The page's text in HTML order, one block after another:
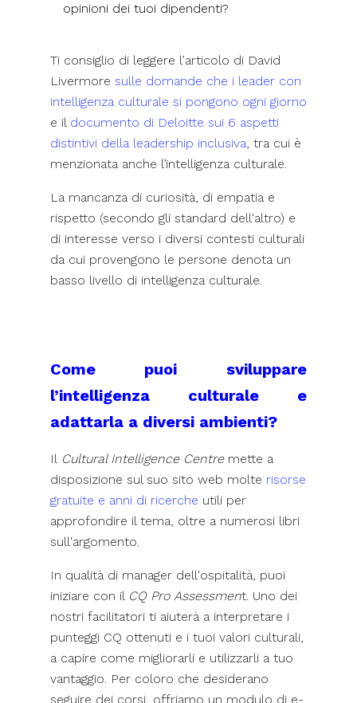
opinioni dei tuoi dipendenti?
Ti consiglio di leggere l'articolo di David
Livermore sulle domande che i leader con
intelligenza culturale si pongono ogni giorno
e il documento di Deloitte sui 6 aspetti
distintivi della leadership inclusiva, tra cui è
menzionata anche l’intelligenza culturale.
La mancanza di curiosità, di empatia e
rispetto (secondo gli standard dell'altro) e
di interesse verso i diversi contesti culturali
da cui provengono le persone denota un
basso livello di intelligenza culturale.
Come puoi sviluppare
l’intelligenza culturale e
adattarla a diversi ambienti?
IlCultural Intelligence Centremette a
disposizione sul suo sito web molte risorse
gratuite e anni di ricerche utili per
approfondire il tema, oltre a numerosi libri
sull'argomento.
In qualità di manager dell'ospitalità, puoi
iniziare con il CQ Pro Assessment. Uno dei
nostri facilitatori ti aiuterà a interpretare i
punteggi CQ ottenuti e i tuoi valori culturali,
a capire come migliorarli e utilizzarli a tuo
vantaggio. Per coloro che desiderano
seguire dei corsi, offriamo un modulo di e-